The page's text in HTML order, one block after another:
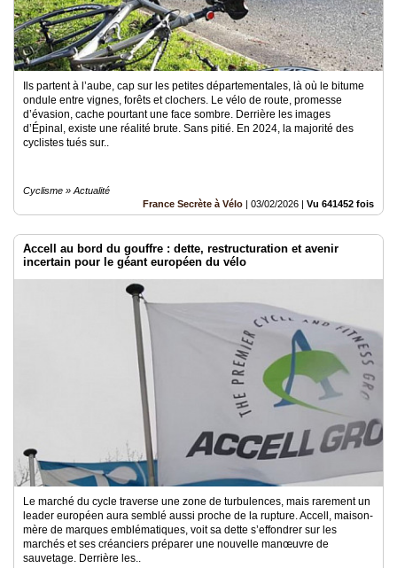
Ils partent à l’aube, cap sur les petites départementales, là où le bitume
ondule entre vignes, forêts et clochers. Le vélo de route, promesse
d’évasion, cache pourtant une face sombre. Derrière les images
d’Épinal, existe une réalité brute. Sans pitié. En 2024, la majorité des
cyclistes tués sur..
Cyclisme » Actualité
France Secrète à Vélo | 03/02/2026 | Vu 641452 fois
Accell au bord du gouffre : dette, restructuration et avenir
incertain pour le géant européen du vélo
Le marché du cycle traverse une zone de turbulences, mais rarement un
leader européen aura semblé aussi proche de la rupture. Accell, maison-
mère de marques emblématiques, voit sa dette s’effondrer sur les
marchés et ses créanciers préparer une nouvelle manœuvre de
sauvetage. Derrière les..